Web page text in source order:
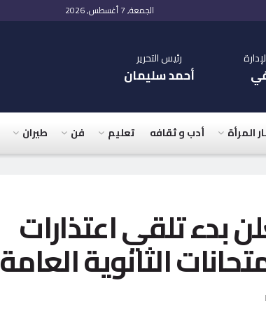
الجمعة, 7 أغسطس, 2026
رئيس التحرير
أحمد سليمان
المرأة أدب و ثقافه تعليم فن طيران
بدء تلقي اعتذارات
الثانوية العامة